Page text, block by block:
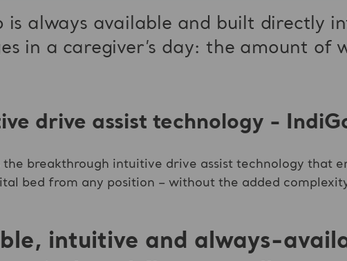
is always available and built directly
in a caregiver’s day: the amount of
drive assist technology -
the breakthrough intuitive drive assist technology that
bed from any position – without the added
intuitive and always-